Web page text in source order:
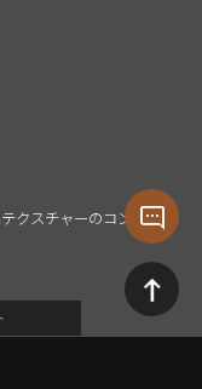
クスチャーのコンビブラ